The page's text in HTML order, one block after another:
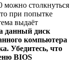
можно столкнуться
при попытке
выдаёт
данный диск
компьютера
Убедитесь, что
BIOS